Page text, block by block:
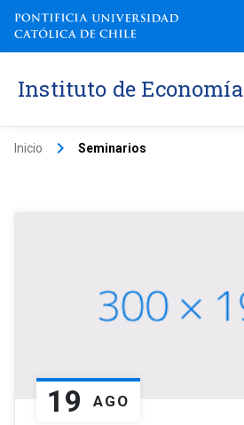
Instituto de Economía
Inicio keyboard_arrow_right Seminarios
19 AGO